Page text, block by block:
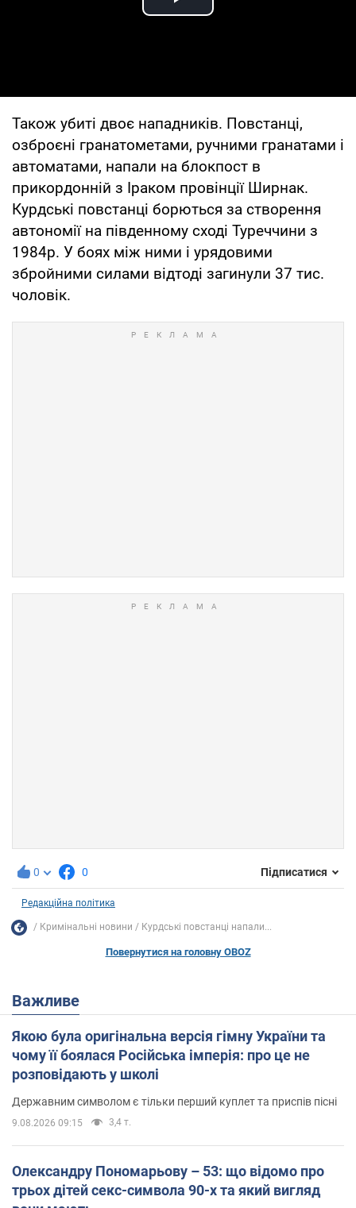
Play Video
Також убиті двоє нападників. Повстанці,
озброєні гранатометами, ручними гранатами і
автоматами, напали на блокпост в
прикордонній з Іраком провінції Ширнак.
Курдські повстанці борються за створення
автономії на південному сході Туреччини з
1984р. У боях між ними і урядовими
збройними силами відтоді загинули 37 тис.
чоловік.
0 0 Підписатися
Редакційна політика
Кримінальні новини Курдські повстанці напали...
Повернутися на головну OBOZ
Важливе
Якою була оригінальна версія гімну України та
чому її боялася Російська імперія: про це не
розповідають у школі
Державним символом є тільки перший куплет та приспів пісні
9.08.2026 09:15 3,4 т.
Олександру Пономарьову – 53: що відомо про
трьох дітей секс-символа 90-х та який вигляд